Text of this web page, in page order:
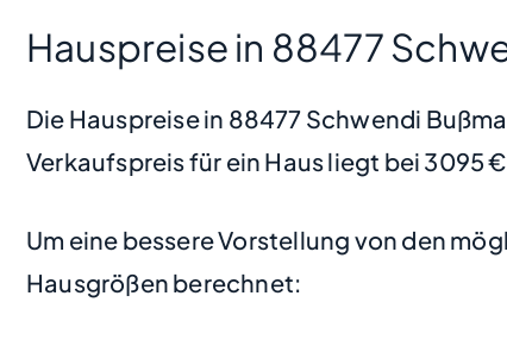
Hauspreise in 88477
Die Hauspreise in 88477 Schwendi
Verkaufspreis für ein Haus liegt bei 3095
Um eine bessere Vorstellung von den
Hausgrößen berechnet: